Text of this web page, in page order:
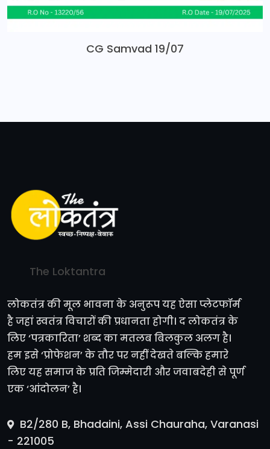
CG Samvad 19/07
The Loktantra
लोकतंत्र की मूल भावना के अनुरूप यह ऐसा प्लेटफॉर्म
है जहां स्वतंत्र विचारों की प्रधानता होगी। द लोकतंत्र के
लिए ‘पत्रकारिता’ शब्द का मतलब बिलकुल अलग है।
हम इसे ‘प्रोफेशन’ के तौर पर नहीं देखते बल्कि हमारे
लिए यह समाज के प्रति जिम्मेदारी और जवाबदेही से पूर्ण
एक ‘आंदोलन’ है।
B2/280 B, Bhadaini, Assi Chauraha, Varanasi
- 221005